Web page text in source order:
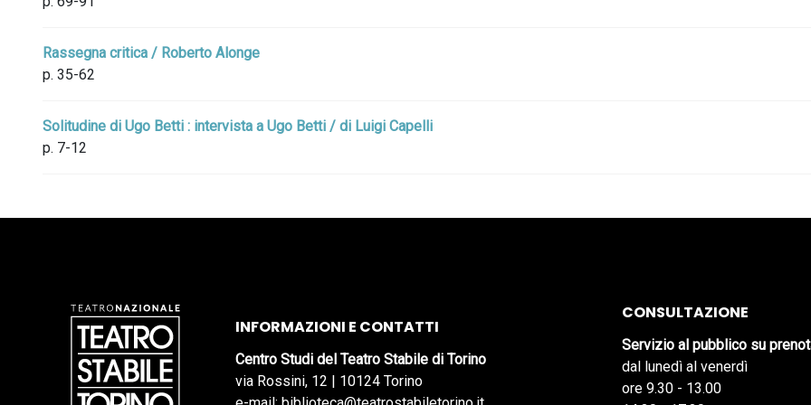
Rassegna critica / Roberto Alonge
p. 35-62
Solitudine di Ugo Betti : intervista a Ugo Betti / di Luigi Capelli
p. 7-12
INFORMAZIONI E CONTATTI
Centro Studi del Teatro Stabile di Torino
via Rossini, 12 | 10124 Torino
CONSULTAZIONE
Servizio al pubblico su
dal lunedì al venerdì
ore 9.30 - 13.00